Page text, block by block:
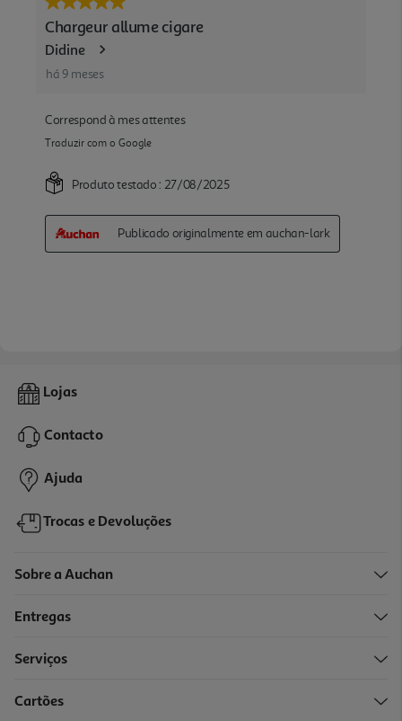
Lojas
Contacto
Ajuda
Trocas e Devoluções
Sobre a Auchan
Entregas
Serviços
Cartões